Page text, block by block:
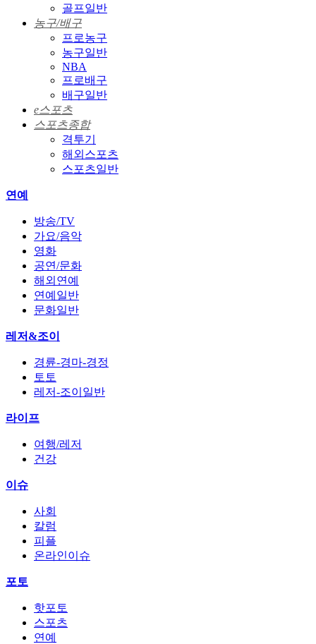
골프일반
농구/배구
프로농구
농구일반
NBA
프로배구
배구일반
e스포츠
스포츠종합
격투기
해외스포츠
스포츠일반
연예
방송/TV
가요/음악
영화
공연/문화
해외연예
연예일반
문화일반
레저&조이
경륜-경마-경정
토토
레저-조이일반
라이프
여행/레저
건강
이슈
사회
칼럼
피플
온라인이슈
포토
핫포토
스포츠
연예